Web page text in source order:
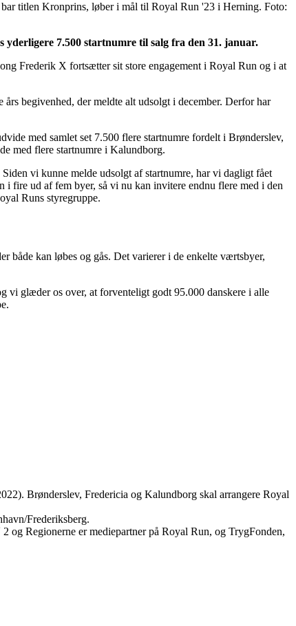
titlen Kronprins, løber i mål til Royal Run '23 i Herning. Foto:
7.500 startnumre til salg fra den 31. januar.
Frederik X fortsætter sit store engagement i Royal Run og i at
begivenhed, der meldte alt udsolgt i december. Derfor har
med samlet set 7.500 flere startnumre fordelt i Brønderslev,
med flere startnumre i Kalundborg.
vi kunne melde udsolgt af startnumre, har vi dagligt fået
i fire ud af fem byer, så vi nu kan invitere endnu flere med i den
Runs styregruppe.
både kan løbes og gås. Det varierer i de enkelte værtsbyer,
vi glæder os over, at forventeligt godt 95.000 danskere i alle
Brønderslev, Fredericia og Kalundborg skal arrangere Royal
Frederiksberg.
Regionerne er mediepartner på Royal Run, og TrygFonden,